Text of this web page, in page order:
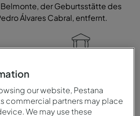
der Geburtsstätte des
Álvares Cabral, entfernt.
our website, Pestana
commercial partners may place
We may use these